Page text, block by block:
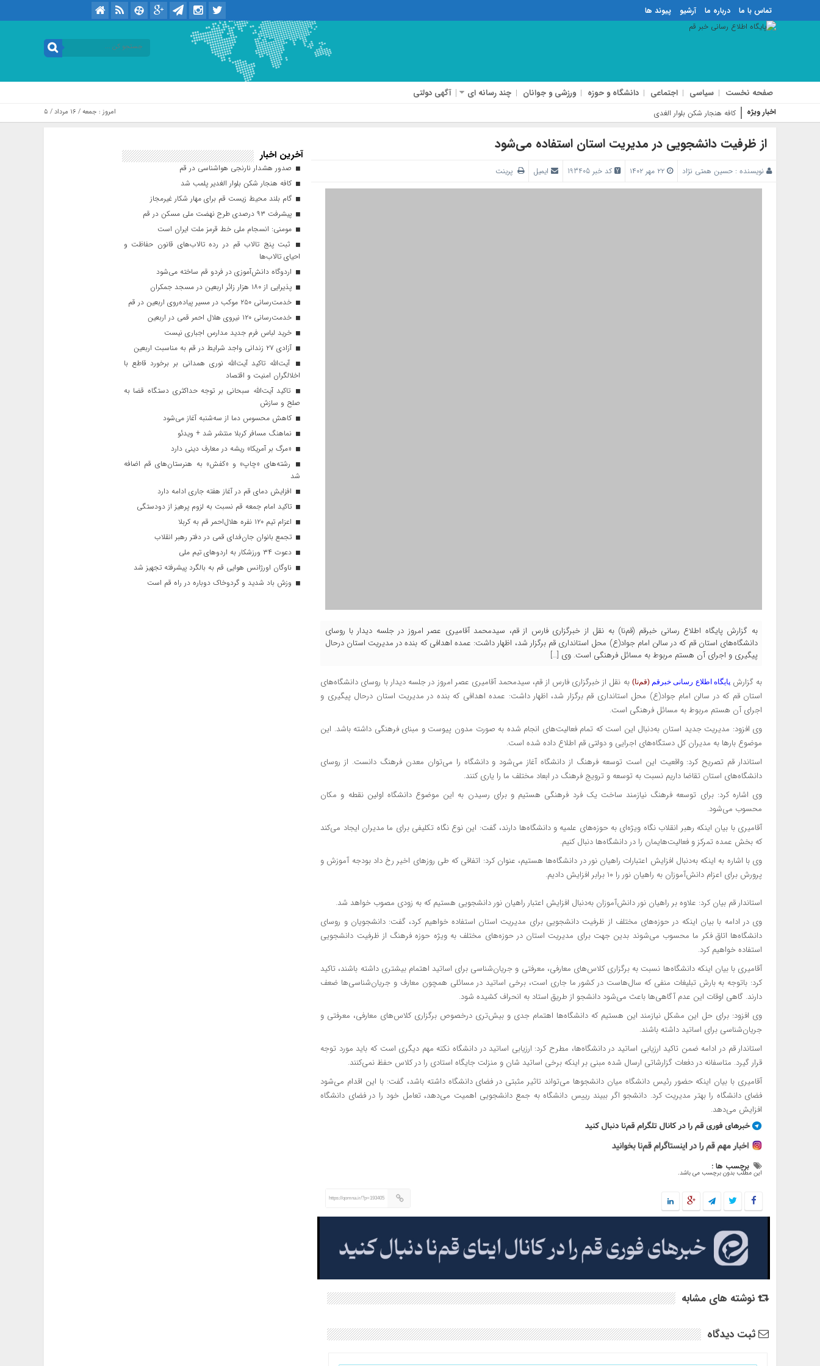
تماس با ما درباره ما آرشیو پیوند ها
صفحه نخست سیاسی اجتماعی دانشگاه و حوزه ورزشی و جوانان چند رسانه ای آگهی دولتی
اخبار ویژه کافه هنجار شکن بلوار الغدیر پلمب شد امروز : جمعه / ۱۶ مرداد / ۱۴۰۵ .::. برابر با : Friday, 7 August , 2026
از ظرفیت دانشجویی در مدیریت استان استفاده می‌شود
نویسنده : حسین همتی نژاد کد خبر 193405 ایمیل پرینت
به گزارش پایگاه اطلاع رسانی خبرقم (قم‌نا) به نقل از خبرگزاری فارس از قم، سیدمحمد آقامیری عصر امروز در جلسه دیدار با روسای
دانشگاه‌های استان قم که در سالن امام جواد(ع) محل‌ استانداری قم برگزار شد، اظهار داشت: عمده اهدافی که بنده در مدیریت استان درحال
پیگیری و اجرای آن هستم مربوط به مسائل فرهنگی است. وی […]
به گزارشپایگاه اطلاع رسانی خبرقم (قم‌نا) به نقل از خبرگزاری فارس از قم، سیدمحمد آقامیری عصر امروز در جلسه دیدار با روسای دانشگاه‌های
استان قم که در سالن امام جواد(ع) محل‌ استانداری قم برگزار شد، اظهار داشت: عمده اهدافی که بنده در مدیریت استان درحال پیگیری و
اجرای آن هستم مربوط به مسائل فرهنگی است.
وی افزود: مدیریت جدید استان به‌دنبال این است که تمام فعالیت‌های انجام شده به صورت مدون پیوست و مبنای فرهنگی داشته باشد. این
موضوع بارها به مدیران کل دستگاه‌های اجرایی و دولتی قم اطلاع داده شده است.
استاندار قم تصریح کرد: واقعیت این است توسعه فرهنگ از دانشگاه‌ آغاز می‌شود و دانشگاه را می‌توان معدن فرهنگ دانست. از روسای
دانشگاه‌های استان تقاضا داریم نسبت به توسعه و ترویج فرهنگ در ابعاد مختلف ما را یاری کنند.
وی اشاره کرد: برای توسعه فرهنگ نیازمند ساخت یک فرد فرهنگی هستیم و برای رسیدن به این موضوع دانشگاه اولین نقطه و مکان
محسوب می‌شود.
آقامیری با بیان اینکه رهبر انقلاب نگاه ویژه‌ای به حوزه‌های علمیه و دانشگاه‌ها دارند، گفت: این نوع نگاه تکلیفی برای ما مدیران ایجاد می‌کند
که بخش عمده تمرکز و فعالیت‌هایمان را در دانشگاه‌ها دنبال‌ کنیم.
وی با اشاره به اینکه به‌دنبال افزایش اعتبارات راهیان نور در دانشگاه‌ها هستیم، عنوان کرد: اتفاقی که طی روزهای اخیر رخ داد بودجه آموزش و
پرورش برای اعزام دانش‌آموزان به راهیان نور را ۱۰ برابر افزایش دادیم.
استاندار قم بیان کرد: علاوه بر راهیان نور دانش‌آموزان به‌دنبال افزایش اعتبار راهیان نور دانشجویی هستیم که به زودی مصوب خواهد شد.
وی در ادامه با بیان اینکه در حوزه‌های مختلف از ظرفیت دانشجویی برای مدیریت استان استفاده خواهیم کرد، گفت: دانشجویان و روسای
دانشگاه‌ها اتاق فکر ما محسوب می‌شوند بدین جهت برای مدیریت استان در حوزه‌های مختلف به ویژه حوزه فرهنگ از ظرفیت دانشجویی
استفاده خواهیم کرد.
آقامیری با بیان اینکه دانشگاه‌ها نسبت به برگزاری کلاس‌های معارفی، معرفتی و جریان‌شناسی برای اساتید اهتمام بیشتری داشته باشند، تاکید
کرد: باتوجه به بارش تبلیغات منفی که سال‌هاست در کشور ما جاری است، برخی اساتید در مسائلی همچون معارف و جریان‌شناسی‌ها ضعف
دارند. گاهی اوقات این عدم آگاهی‌ها باعث می‌شود دانشجو از طریق استاد به انحراف کشیده شود.
وی افزود: برای حل این مشکل نیازمند این هستیم که دانشگاه‌ها اهتمام جدی و بیش‌تری درخصوص برگزاری کلاس‌های معارفی، معرفتی و
جریان‌شناسی برای اساتید داشته باشند.
استاندار قم در ادامه ضمن تاکید ارزیابی اساتید در دانشگاه‌ها، مطرح کرد: ارزیابی اساتید در دانشگاه نکته مهم دیگری است که باید مورد توجه
قرار گیرد. متاسفانه در دفعات گزارشاتی ارسال شده مبنی بر اینکه برخی اساتید شان و منزلت جایگاه استادی را در کلاس حفظ نمی‌کنند.
آقامیری با بیان اینکه حضور رئیس دانشگاه میان دانشجو‌ها می‌تواند تاثیر مثبتی در فضای دانشگاه داشته باشد، گفت: با این اقدام می‌‌شود
فضای دانشگاه را بهتر مدیریت کرد. دانشجو اگر ببیند رییس دانشگاه به جمع دانشجویی اهمیت می‌دهد، تعامل خود را در فضای دانشگاه
افزایش می‌دهد.
برچسب ها :
این مطلب بدون برچسب می باشد.
https://qomna.ir/?p=193405
نوشته های مشابه
ثبت دیدگاه
آخرین اخبار
صدور هشدار نارنجی هواشناسی در قم
کافه هنجار شکن بلوار الغدیر پلمب شد
گام بلند محیط زیست قم برای مهار شکار غیرمجاز
پیشرفت ۹۳ درصدی طرح نهضت ملی مسکن در قم
مومنی: انسجام ملی خط قرمز ملت ایران است
ثبت پنج تالاب قم در رده تالاب‌های قانون حفاظت و
احیای تالاب‌ها
اردوگاه دانش‌آموزی در فردو قم ساخته می‌شود
پذیرایی از ۱۸۰ هزار زائر اربعین در مسجد جمکران
خدمت‌رسانی ۲۵۰ موکب در مسیر پیاده‌روی اربعین در قم
خدمت‌رسانی ۱۲۰ نیروی هلال احمر قمی در اربعین
خرید لباس فرم جدید مدارس اجباری نیست
آزادی ۲۷ زندانی واجد شرایط در قم به مناسبت اربعین
آیت‌الله تاکید آیت‌الله نوری همدانی بر برخورد قاطع با
اخلالگران امنیت و اقتصاد
تاکید آیت‌الله‌ سبحانی بر توجه حداکثری دستگاه قضا به
صلح و سازش
کاهش محسوس دما از سه‌شنبه آغاز می‌شود
نماهنگ مسافر کربلا منتشر شد + ویدئو
«مرگ بر آمریکا» ریشه در معارف دینی دارد
رشته‌های «چاپ» و «کفش» به هنرستان‌های قم اضافه
شد
افزایش دمای قم در آغاز هفته جاری ادامه دارد
تاکید امام جمعه قم نسبت به لزوم پرهیز از دودستگی
اعزام تیم ۱۲۰ نفره هلال‌احمر قم به کربلا
تجمع بانوان جان‌فدای قمی در دفتر رهبر انقلاب
دعوت ۳۴ ورزشکار به اردوهای تیم ملی
ناوگان اورژانس هوایی قم به بالگرد پیشرفته تجهیز شد
وزش باد شدید و گردوخاک دوباره در راه قم است